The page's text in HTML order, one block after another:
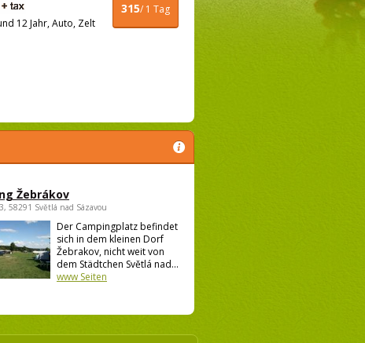
315/ 1 Tag
12 Jahr, Auto, Zelt
Žebrákov
58291 Světlá nad Sázavou
Der Campingplatz befindet
sich in dem kleinen Dorf
Žebrakov, nicht weit von
dem Städtchen Světlá nad...
www Seiten